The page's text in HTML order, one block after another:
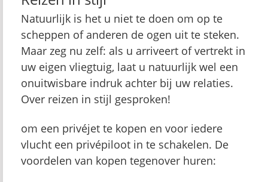
Natuurlijk is het u niet te doen om op te
scheppen of anderen de ogen uit te steken.
Maar zeg nu zelf: als u arriveert of vertrekt in
uw eigen vliegtuig, laat u natuurlijk wel een
onuitwisbare indruk achter bij uw relaties.
Over reizen in stijl gesproken!
om een privéjet te kopen en voor iedere
vlucht een privépiloot in te schakelen. De
voordelen van kopen tegenover huren: